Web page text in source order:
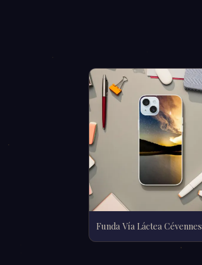
Funda Vía Láctea Cévennes